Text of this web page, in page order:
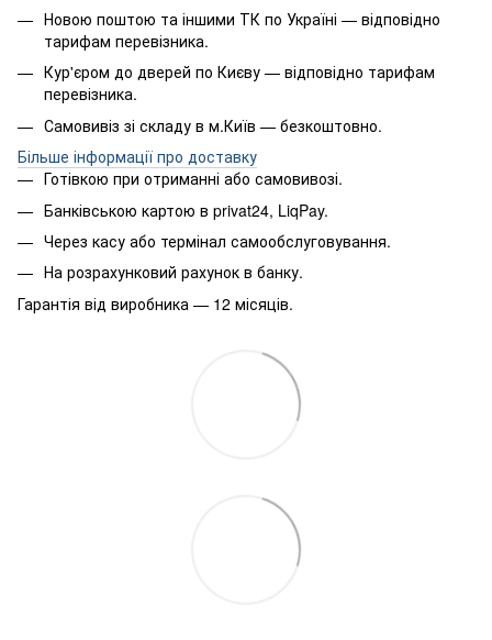
Новою поштою та іншими ТК по Україні — відповідно
тарифам перевізника.
Кур'єром до дверей по Києву — відповідно тарифам
перевізника.
Самовивіз зі складу в м.Київ — безкоштовно.
Більше інформації про доставку
Готівкою при отриманні або самовивозі.
Банківською картою в privat24, LiqPay.
Через касу або термінал самообслуговування.
На розрахунковий рахунок в банку.
Гарантія від виробника — 12 місяців.